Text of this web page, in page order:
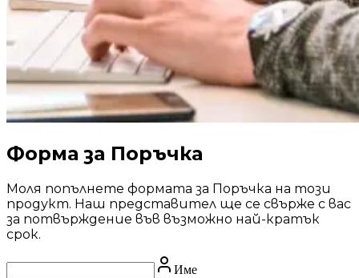
Форма за Поръчка
Моля попълнете формата за Поръчка на този
продукт. Наш представител ще се свърже с вас
за потвърждение във възможно най-кратък
срок.
Име